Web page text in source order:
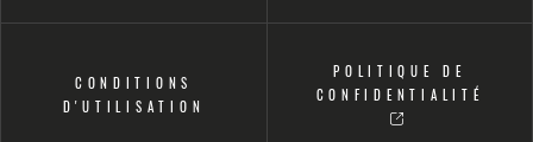
CONDITIONS
D'UTILISATION
POLITIQUE DE
CONFIDENTIALITÉ